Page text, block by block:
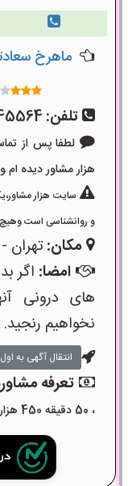
ماهرخ
تلفن:
لطفا پس از
هزار مشاور دیده ام و کد «مشاور-
سایت هزار
و روانشناسی است
مکان:تهران
امضا: اگر
های درونی
نخواهیم رنجید.
انتقال آگهی به
تعرفه
، 50 دقیقه 450 هزار تومان می‌باشد.حضوری خیابان جام جم .